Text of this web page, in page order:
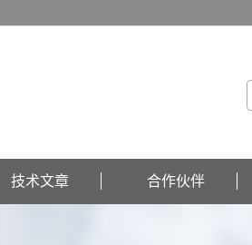
技术文章 合作伙伴